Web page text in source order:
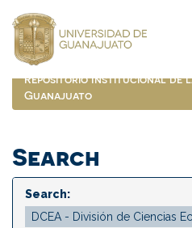
navigation
Repositorio Institucional de
Guanajuato
Search
Search: